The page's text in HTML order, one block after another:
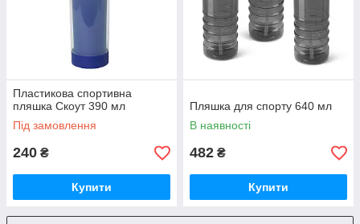
Пластикова спортивна
пляшка Скоут 390 мл
Під замовлення
240 ₴
Купити
Пляшка для спорту 640 мл
В наявності
482 ₴
Купити